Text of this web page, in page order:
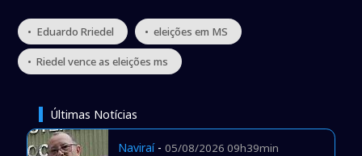
• Eduardo Rriedel • eleições em MS
• Riedel vence as eleições ms
Últimas Notícias
Naviraí- 05/08/2026 09h39min